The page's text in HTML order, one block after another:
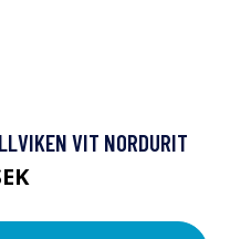
VIT NORDURIT